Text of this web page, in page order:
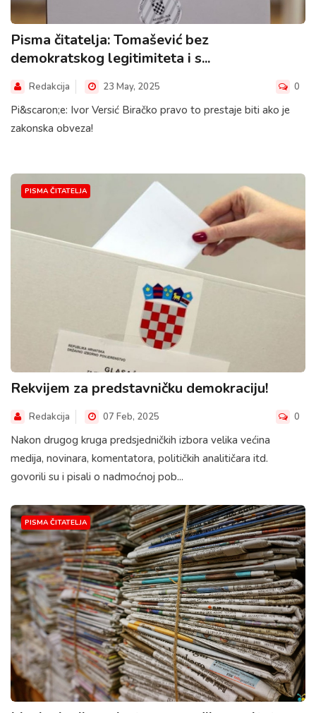
Pisma čitatelja: Tomašević bez
demokratskog legitimiteta i s...
Redakcija 23 May, 2025 0
Pi&scaron;e: Ivor Versić Biračko pravo to prestaje biti ako je
zakonska obveza!
PISMA ČITATELJA
Rekvijem za predstavničku demokraciju!
Redakcija 07 Feb, 2025 0
Nakon drugog kruga predsjedničkih izbora velika većina
medija, novinara, komentatora, političkih analitičara itd.
govorili su i pisali o nadmoćnoj pob...
PISMA ČITATELJA